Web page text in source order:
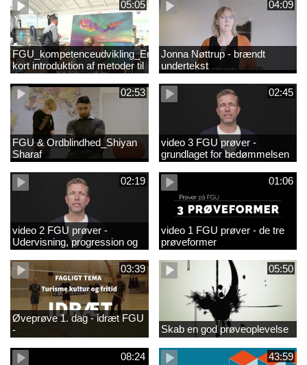
tekstet_1.mp4
05:05
FGU_kompetenceudvikling_En
kort introduktion af metoder til
observation og sparring i
FGU-kompetenceudvikling
tekstet_1.mp4
04:09
Jonna Nøttrup - brændt
undertekst
02:53
FGU & Ordblindhed_Shiyan
Sharaf
02:45
video 3 FGU prøver -
grundlaget for bedømmelsen
02:19
video 2 FGU prøver -
Udervisning, progression og
dokumentation
01:06
video 1 FGU prøver - de tre
prøveformer
03:39
Øveprøve 1. dag - idræt FGU
-
05:50
Skab en god prøveoplevelse
08:24 43:59